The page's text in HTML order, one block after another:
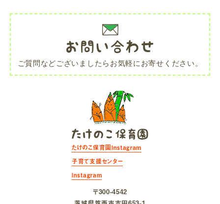
お問い合わせ
ご質問などございましたらお気軽にお寄せください。
たけのこ保育園Instagram
子育て支援センター
Instagram
〒300-4542